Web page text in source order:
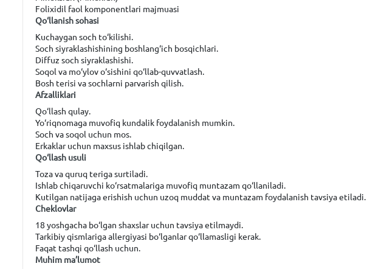
Folixidil faol komponentlari majmuasi
Qo‘llanish sohasi
Kuchaygan soch to‘kilishi.
Soch siyraklashishining boshlang‘ich bosqichlari.
Diffuz soch siyraklashishi.
Soqol va mo‘ylov o‘sishini qo‘llab-quvvatlash.
Bosh terisi va sochlarni parvarish qilish.
Afzalliklari
Qo‘llash qulay.
Yo‘riqnomaga muvofiq kundalik foydalanish mumkin.
Soch va soqol uchun mos.
Erkaklar uchun maxsus ishlab chiqilgan.
Qo‘llash usuli
Toza va quruq teriga surtiladi.
Ishlab chiqaruvchi ko‘rsatmalariga muvofiq muntazam qo‘llaniladi.
Kutilgan natijaga erishish uchun uzoq muddat va muntazam foydalanish tavsiya etiladi.
Cheklovlar
18 yoshgacha bo‘lgan shaxslar uchun tavsiya etilmaydi.
Tarkibiy qismlariga allergiyasi bo‘lganlar qo‘llamasligi kerak.
Faqat tashqi qo‘llash uchun.
Muhim ma’lumot